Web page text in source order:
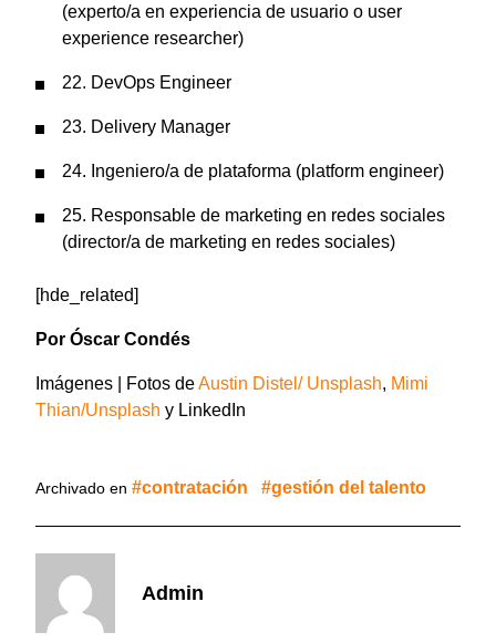
(experto/a en experiencia de usuario o user
experience researcher)
22. DevOps Engineer
23. Delivery Manager
24. Ingeniero/a de plataforma (platform engineer)
25. Responsable de marketing en redes sociales
(director/a de marketing en redes sociales)
[hde_related]
Por Óscar Condés
Imágenes | Fotos deAustin Distel / Unsplash, Mimi
Thian/Unsplash y LinkedIn
Archivado en contratación gestión del talento
Admin